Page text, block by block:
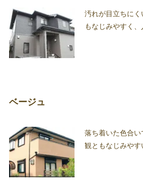
汚れが目立ちに
もなじみやすく、
ベージュ
落ち着いた色合
観ともなじみやす